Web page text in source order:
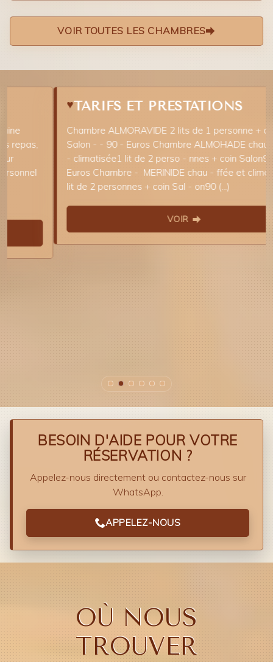
VOIR TOUTES LES CHAMBRES
TARIFS ET PRESTATIONS
Chambre ALMORAVIDE 2 lits de 1 personne + coin
Salon - - 90 - Euros Chambre ALMOHADE chauffée et
- climatisée1 lit de 2 perso - nnes + coin Salon9 - 0
Euros Chambre - MERINIDE chau - ffée et climatisée1
lit de 2 personnes + coin Sal - on90 (...)
BESOIN D'AIDE POUR VOTRE
RÉSERVATION ?
Appelez-nous directement ou contactez-nous sur
WhatsApp.
APPELEZ-NOUS
OÙ NOUS
TROUVER